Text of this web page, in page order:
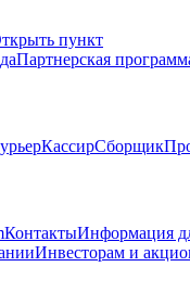
пункт
Партнерская
КассирСборщик
КонтактыИнформация
Инвесторам и